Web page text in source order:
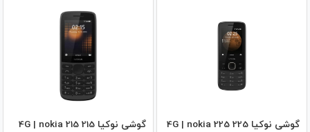
گوشی نوکیا 225 4G | nokia 225
گوشی نوکیا 215 4G | nokia 215